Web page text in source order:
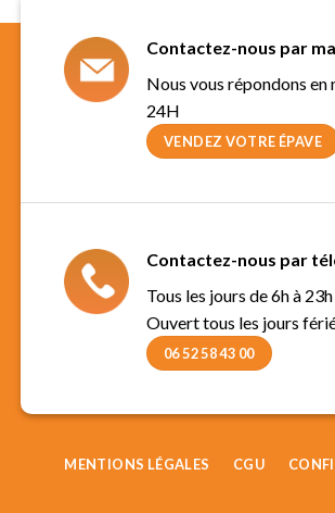
Contactez-nous par
Nous vous répondons en
24H
VENDEZ VOTRE ÉPAVE
Contactez-nous par
Tous les jours de 6h à
Ouvert tous les jours
06 52 58 43 00
MENTIONS LÉGALES CGU